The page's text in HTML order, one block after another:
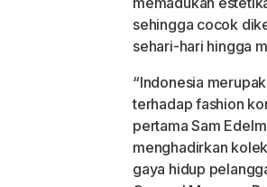
sehingga cocok
sehari-hari hingga
“Indonesia
terhadap fashion
pertama Sam
menghadirkan
gaya hidup